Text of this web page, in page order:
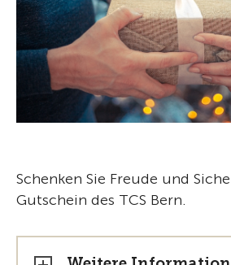
Schenken Sie Freude und
Gutschein des TCS Bern.